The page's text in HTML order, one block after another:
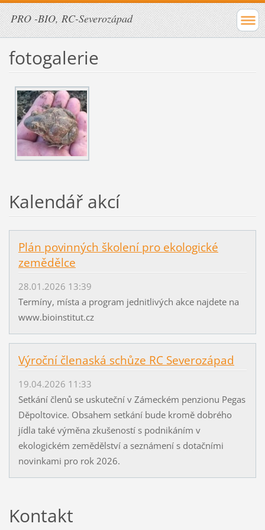
PRO -BIO, RC-Severozápad
fotogalerie
Kalendář akcí
Plán povinných školení pro ekologické
zemědělce
28.01.2026 13:39
Termíny, místa a program jednitlivých akce najdete na
www.bioinstitut.cz
Výroční členaská schůze RC Severozápad
19.04.2026 11:33
Setkání členů se uskuteční v Zámeckém penzionu Pegas
Děpoltovice. Obsahem setkání bude kromě dobrého
jídla také výměna zkušeností s podnikáním v
ekologickém zemědělství a seznámení s dotačními
novinkami pro rok 2026.
Kontakt